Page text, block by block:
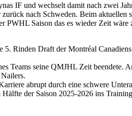
IF und wechselt damit nach zwei
nach Schweden. Beim
Saison das es wieder Zeit wäre
Rinden Draft der Montréal
Teams seine QMJHL Zeit beendete.
abrupt durch eine schwere
der Saison 2025-2026 ins